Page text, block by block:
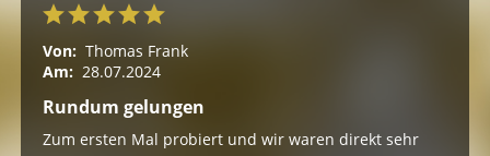
Von: Thomas Frank
Am: 28.07.2024
Rundum gelungen
Zum ersten Mal probiert und wir waren direkt sehr